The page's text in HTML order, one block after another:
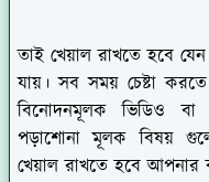
তাই খেয়াল রাখতে হবে
যায়। সব সময় চেষ্টা
বিনোদনমূলক ভিডিও
পড়াশোনা মূলক বিষয়
খেয়াল রাখতে হবে আপনার